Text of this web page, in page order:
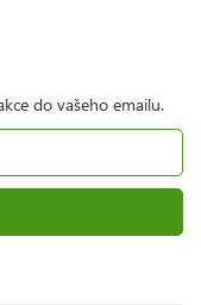
do vašeho emailu.